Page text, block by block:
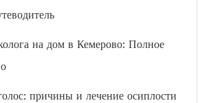
на дом в Кемерово: Полное
причины и лечение осиплости